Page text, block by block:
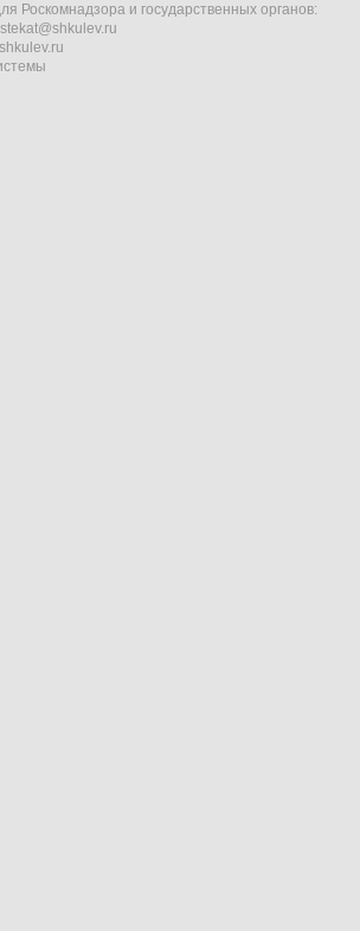
Роскомнадзора и государственных органов: